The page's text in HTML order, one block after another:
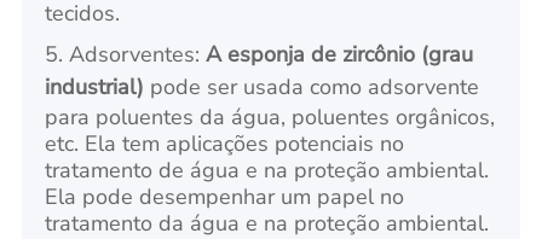
tecidos.
5. Adsorventes:A esponja de zircônio (grau
industrial) pode ser usada como adsorvente
para poluentes da água, poluentes orgânicos,
etc. Ela tem aplicações potenciais no
tratamento de água e na proteção ambiental.
Ela pode desempenhar um papel no
tratamento da água e na proteção ambiental.